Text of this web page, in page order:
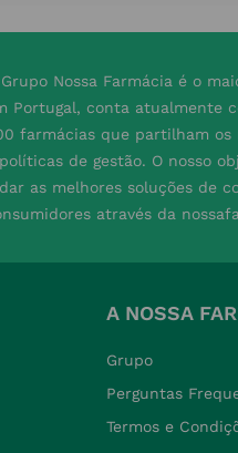
Grupo Nossa Farmácia é o
Portugal, conta atualmente
farmácias que partilham os
de gestão. O nosso
as melhores soluções de
através da
A NOSSA
Grupo
Perguntas
Termos e